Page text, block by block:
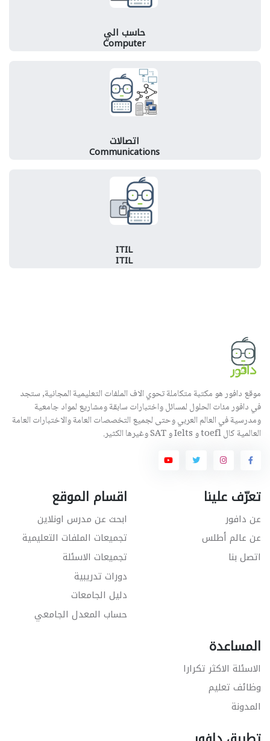
حاسب الي
Computer
اتصالات
Communications
ITIL
ITIL
موقع دافور هو مكتبة متكاملة تحوي الاف الملفات التعليمية المجانية, ستجد
في دافور مئات الحلول لمسائل واختبارات سابقة ومشاريع لمواد جامعية
ومدرسية في العالم العربي وحتى لجميع التخصصات العامة والاختبارات العامة
العالمية كال toefl و Ielts و SAT وغيرها الكثير.
تعرّف علينا
عن دافور
عن عالم أطلس
اتصل بنا
اقسام الموقع
ابحث عن مدرس اونلاين
تجميعات الملفات التعليمية
تجميعات الاسئلة
دورات تدريبية
دليل الجامعات
حساب المعدل الجامعي
المساعدة
الاسئلة الاكثر تكرارا
وظائف تعليم
المدونة